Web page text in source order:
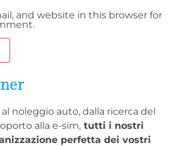
and website in this browser for
al noleggio auto, dalla ricerca del
alla e-sim, tutti i nostri
perfetta dei vostri